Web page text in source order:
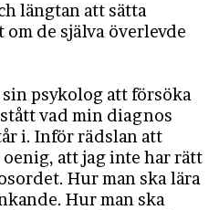
längtan att sätta
de själva överlevde
psykolog att försöka
vad min diagnos
i. Inför rädslan att
oenig, att jag inte har rätt
Hur man ska lära
Hur man ska